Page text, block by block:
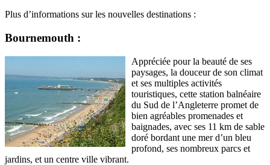
Plus d’informations sur les nouvelles destinations :
Bournemouth :
Appréciée pour la beauté de ses
paysages, la douceur de son climat
et ses multiples activités
touristiques, cette station balnéaire
du Sud de l’Angleterre promet de
bien agréables promenades et
baignades, avec ses 11 km de sable
doré bordant une mer d’un bleu
profond, ses nombreux parcs et
jardins, et un centre ville vibrant.